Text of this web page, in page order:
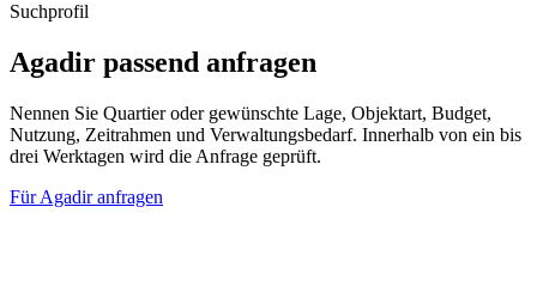
Suchprofil
Agadir passend anfragen
Nennen Sie Quartier oder gewünschte Lage, Objektart, Budget,
Nutzung, Zeitrahmen und Verwaltungsbedarf. Innerhalb von ein bis
drei Werktagen wird die Anfrage geprüft.
Für Agadir anfragen